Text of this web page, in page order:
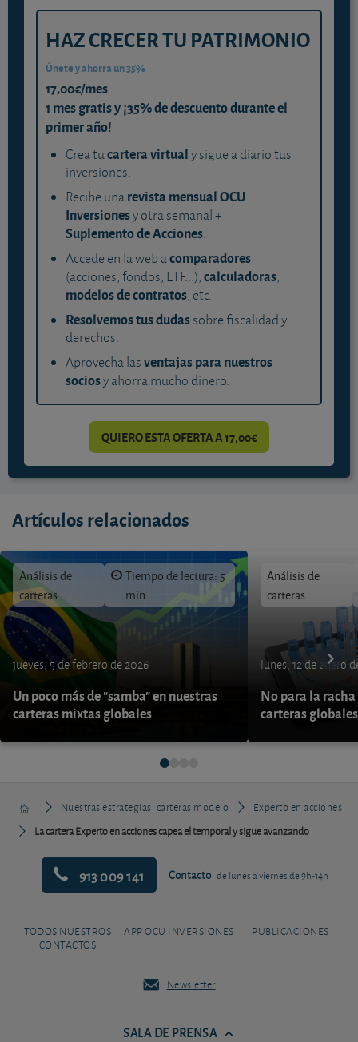
HAZ CRECER TU PATRIMONIO
Únete y ahorra un 35%
17,00€/mes
1 mes gratis y ¡35% de descuento durante el
primer año!
Crea tucartera virtualy sigue a diario tus
inversiones.
Recibe unarevista mensual OCU
Inversionesy otra semanal +
Suplemento de Acciones.
Accede en la web acomparadores
(acciones, fondos, ETF...),calculadoras,
modelos de contratos, etc.
Resolvemos tus dudassobre fiscalidad y
derechos.
Aprovecha lasventajas para nuestros
sociosy ahorra mucho dinero.
QUIERO ESTA OFERTA A 17,00€
Artículos relacionados
Análisis de
carteras
Tiempo de lectura: 5
min.
jueves, 5 de febrero de 2026
Un poco más de "samba" en nuestras
carteras mixtas globales
Análisis de
carteras
lunes, 12 de enero
No para la
carteras globales
Nuestras estrategias: carteras modelo
Experto en acciones
La cartera Experto en acciones capea el temporal y sigue avanzando
913 009 141 Contacto de lunes a viernes de 9h-14h
TODOS NUESTROS
CONTACTOS
APP OCU INVERSIONES PUBLICACIONES
Newsletter
SALA DE PRENSA